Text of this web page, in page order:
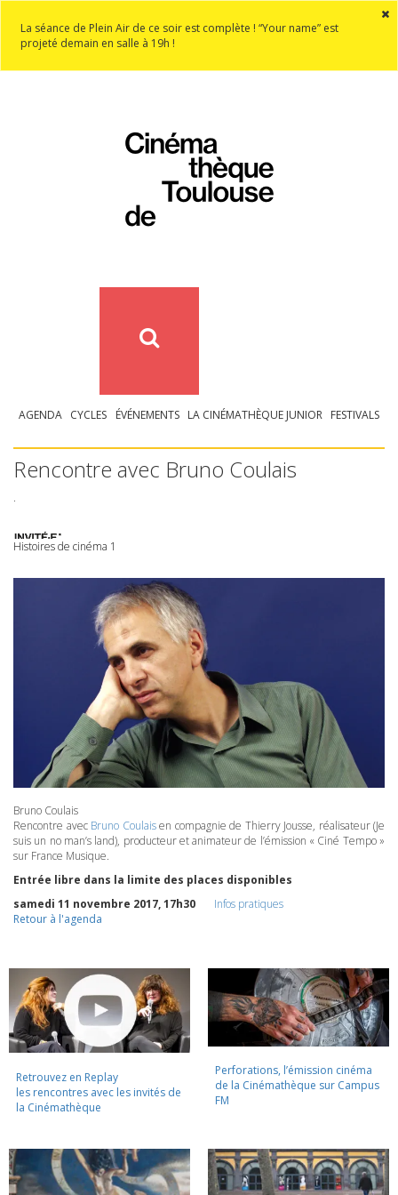
La séance de Plein Air de ce soir est complète ! “Your name” est
projeté demain en salle à 19h !
AGENDA CYCLES ÉVÉNEMENTS LA CINÉMATHÈQUE JUNIOR FESTIVALS
Rencontre avec Bruno Coulais
.
Histoires de cinéma 1
Bruno Coulais
Rencontre avec Bruno Coulaisen compagnie de Thierry Jousse, réalisateur (Je
suis un no man’s land), producteur et animateur de l’émission « Ciné Tempo »
sur France Musique.
Entrée libre dans la limite des places disponibles
samedi 11 novembre 2017, 17h30
Infos pratiques
Retour à l'agenda
Retrouvez en Replay
les rencontres avec les invités de
la Cinémathèque
Perforations, l’émission cinéma
de la Cinémathèque sur Campus
FM